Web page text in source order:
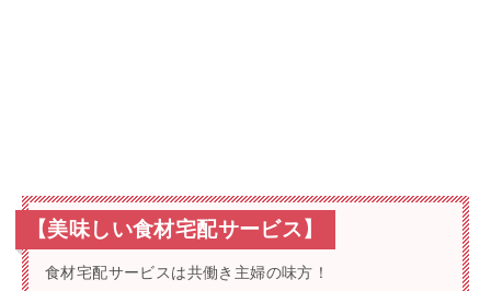
【美味しい食材宅配サービス】
食材宅配サービスは共働き主婦の味方！